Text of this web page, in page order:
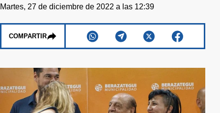
Martes, 27 de diciembre de 2022 a las 12:39
COMPARTIR